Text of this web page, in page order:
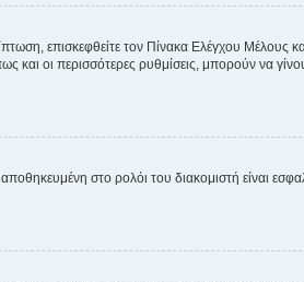
επισκεφθείτε τον Πίνακα Ελέγχου Μέλους
και οι περισσότερες ρυθμίσεις, μπορούν να
στο ρολόι του διακομιστή είναι